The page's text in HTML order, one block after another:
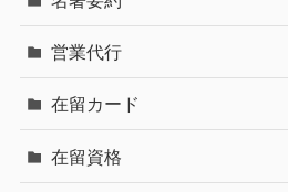
営業代行
在留カード
在留資格